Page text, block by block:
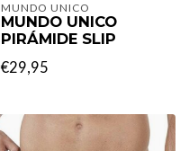
MUNDO UNICO
MUNDO UNICO
PIRÁMIDE SLIP
€29,95